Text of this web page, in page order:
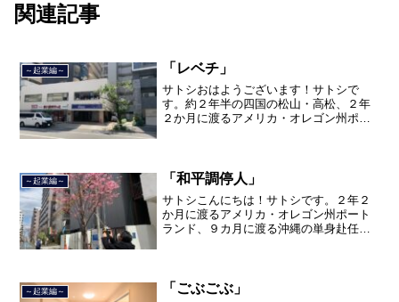
関連記事
～起業編～ 「レベチ」
サトシおはようございます！サトシで
す。約２年半の四国の松山・高松、２年
２か月に渡るアメリカ・オレゴン州ポー
て、２０２１年３月９日より東...
～起業編～ 「和平調停人」
サトシこんにちは！サトシです。２年２
か月に渡るアメリカ・オレゴン州ポート
ランド、９カ月に渡る沖縄の単身赴任の
品川区南大井で不動産を主...
～起業編～ 「ごぶごぶ」